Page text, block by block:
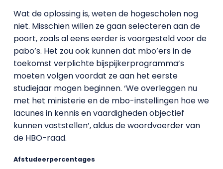
Wat de oplossing is, weten de hogescholen nog
niet. Misschien willen ze gaan selecteren aan de
poort, zoals al eens eerder is voorgesteld voor de
pabo’s. Het zou ook kunnen dat mbo’ers in de
toekomst verplichte bijspijkerprogramma’s
moeten volgen voordat ze aan het eerste
studiejaar mogen beginnen. ‘We overleggen nu
met het ministerie en de mbo-instellingen hoe we
lacunes in kennis en vaardigheden objectief
kunnen vaststellen’, aldus de woordvoerder van
de HBO-raad.
Afstudeerpercentages